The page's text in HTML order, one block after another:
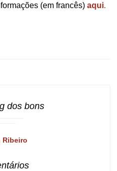
(em francês)aqui.
dos bons
Ribeiro